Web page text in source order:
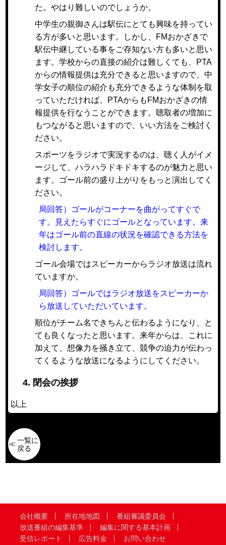
た。やはり難しいのでしょうか。
中学生の親御さんは駅伝にとても興味を持ってい
る方が多いと思います。しかし、FMおかざきで
駅伝中継している事をご存知ない方も多いと思い
ます。学校からの直接の紹介は難しくても、PTA
からの情報提供は充分できると思いますので、中
学女子の順位の紹介も充分できるような体制を取
っていただければ、PTAからもFMおかざきの情
報提供を行なうことができます。聴取者の増加に
もつながると思いますので、いい方法をご検討く
ださい。
スポーツをラジオで実況するのは、聴く人がイメ
ージして、ハラハラドキドキするのが魅力と思い
ます。ゴール前の盛り上がりをもっと演出してく
ださい。
局回答）ゴールがコーナーを曲がってすぐで
す。見えたらすぐにゴールとなっています。来
年はゴール前の直線の状況を確認できる方法を
検討します。
ゴール会場ではスピーカーからラジオ放送は流れ
ていますか。
局回答）ゴールではラジオ放送をスピーカーか
ら放送していただいています。
順位がチーム名できちんと伝わるようになり、と
ても良くなったと思います。来年からは、これに
加えて、想像力を掻き立て、競争の迫力が伝わっ
てくるような放送になるようにしてください。
4. 閉会の挨拶
以上
一覧に
戻る
会社概要 所在地地図
番組審議委員会
放送番組の編集基準
編集に関する基本計画
受信レポート
広告料金 お問い合わせ